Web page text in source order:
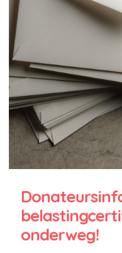
onderweg!